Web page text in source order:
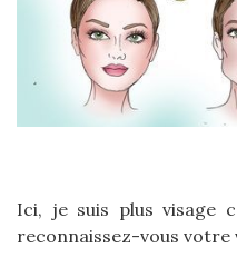
Ici, je suis plus visage
reconnaissez-vous votre